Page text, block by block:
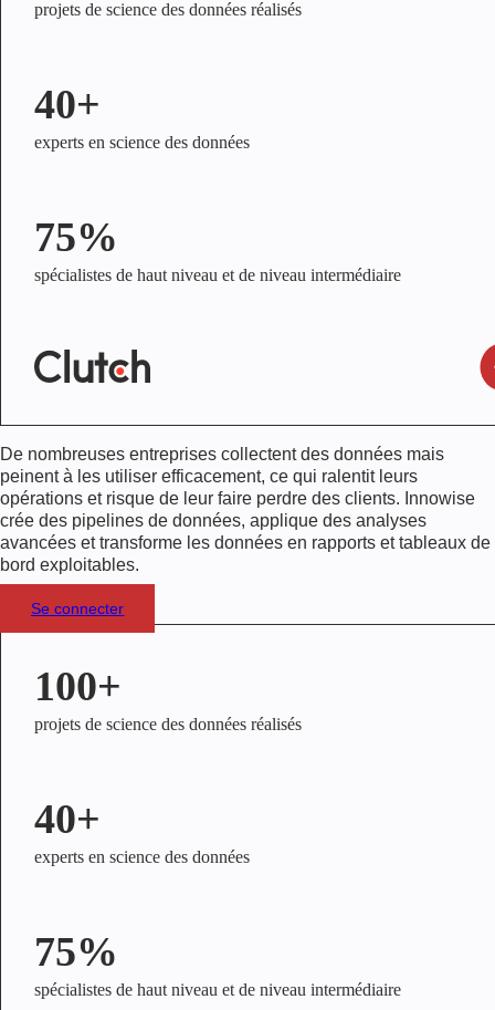
projets de science des données réalisés
40+
experts en science des données
75%
spécialistes de haut niveau et de niveau intermédiaire
De nombreuses entreprises collectent des données mais
peinent à les utiliser efficacement, ce qui ralentit leurs
opérations et risque de leur faire perdre des clients. Innowise
crée des pipelines de données, applique des analyses
avancées et transforme les données en rapports et tableaux de
bord exploitables.
Se connecter
100+
projets de science des données réalisés
40+
experts en science des données
75%
spécialistes de haut niveau et de niveau intermédiaire